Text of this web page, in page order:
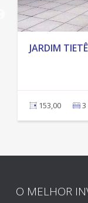
JARDIM
153,00 3
O MELHOR